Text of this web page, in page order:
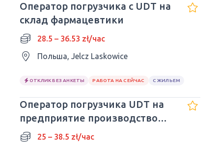
Оператор погрузчика с UDT на
склад фармацевтики
28.5 – 36.53 zł/час
Польша, Jelcz Laskowice
ОТКЛИК БЕЗ АНКЕТЫ РАБОТА НА СЕЙЧАС С ЖИЛЬЕМ
Оператор погрузчика UDT на
предприятие производство
поездов
25 – 38.5 zł/час